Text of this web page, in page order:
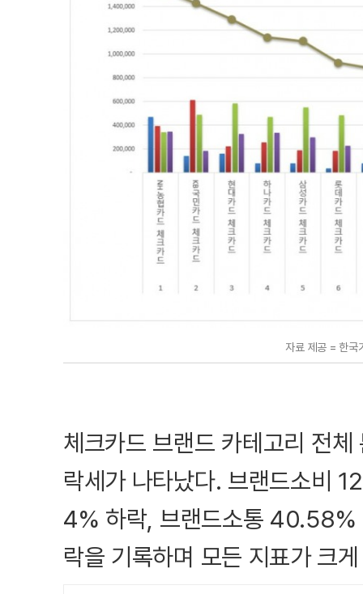
자료 제공 = 한국
체크카드 브랜드 카테고리 전
락세가 나타났다. 브랜드소비
4% 하락, 브랜드소통
락을 기록하며 모든 지표가 크